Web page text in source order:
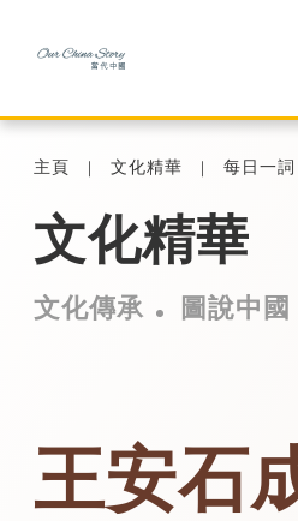
主頁 文化精華 每日一詞
文化精華
文化傳承 圖說中國
王安石